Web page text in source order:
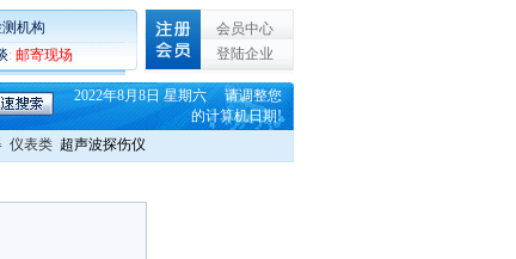
机构
: 邮寄现场
会员中心
登陆企业
2022年8月8日 星期六 请调整您
的计算机日期!
仪表类 超声波探伤仪